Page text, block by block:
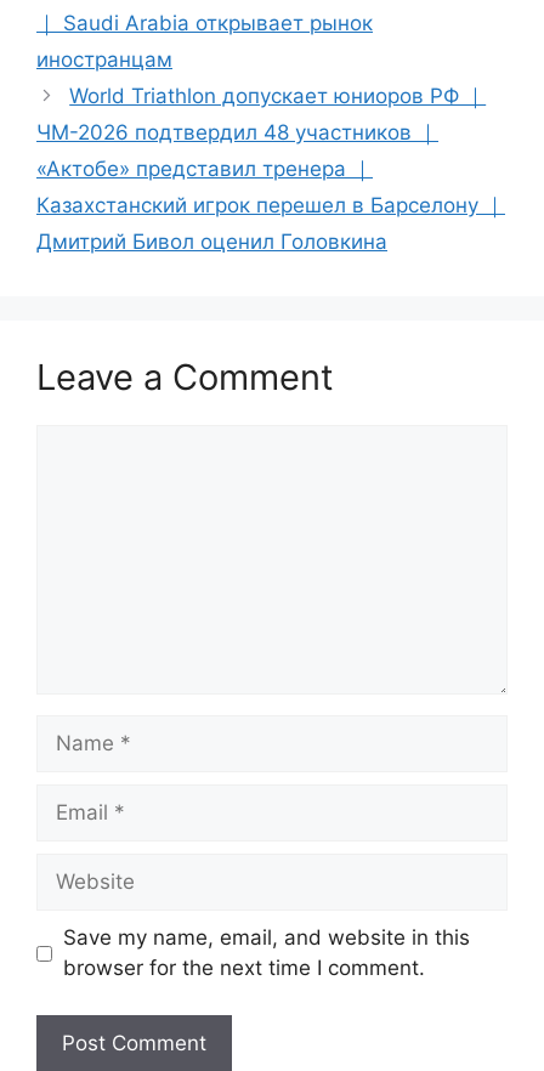
｜ Saudi Arabia открывает рынок
иностранцам
World Triathlon допускает юниоров РФ ｜
ЧМ-2026 подтвердил 48 участников ｜
«Актобе» представил тренера ｜
Казахстанский игрок перешел в Барселону ｜
Дмитрий Бивол оценил Головкина
Leave a Comment
Name
Email
Website
Save my name, email, and website in this
browser for the next time I comment.